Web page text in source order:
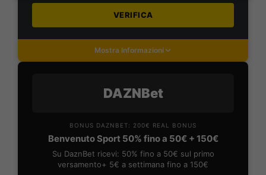
VERIFICA
Mostra Informazioni
DAZNBet
BONUS DAZNBET: 200€ REAL BONUS
Benvenuto Sport 50% fino a 50€ + 150€
Su DaznBet ricevi: 50% fino a 50€ sul primo
versamento+ 5€ a settimana fino a 150€